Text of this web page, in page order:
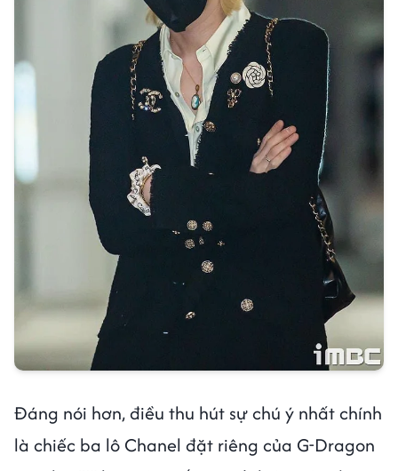
Đáng nói hơn, điều thu hút sự chú ý nhất chính
là chiếc ba lô Chanel đặt riêng của G-Dragon